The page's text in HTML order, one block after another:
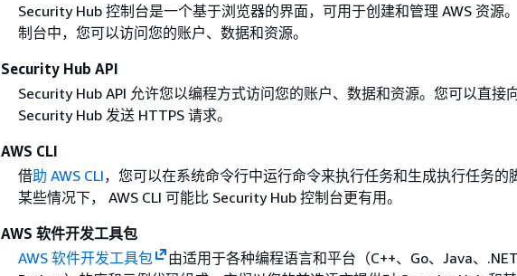
Security Hub 控制台是一个基于浏览器的界面，可用于创建和管理 AWS 资源
制台中，您可以访问您的账户、数据和资源。
Security Hub API
Security Hub API 允许您以编程方式访问您的账户、数据和资源。您可以直接
Security Hub 发送 HTTPS 请求。
AWS CLI
借助 AWS CLI，您可以在系统命令行中运行命令来执行任务和生成执行任务的
某些情况下， AWS CLI 可能比 Security Hub 控制台更有用。
AWS 软件开发工具包
AWS 软件开发工具包
由适用于各种编程语言和平台（C++、Go、Java、